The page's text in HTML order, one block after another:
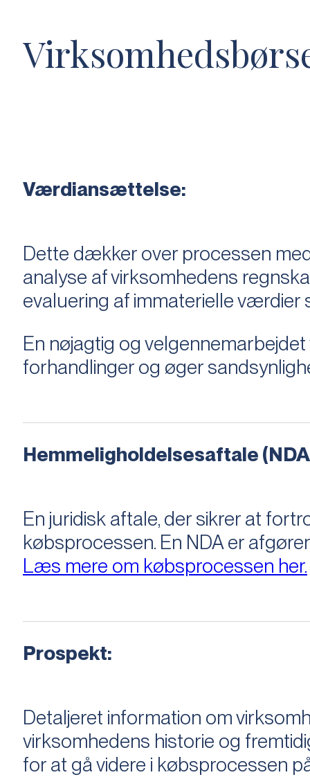
Værdiansættelse:
Dette dækker over processen
analyse af virksomhedens
evaluering af immaterielle
En nøjagtig og
forhandlinger og øger
Hemmeligholdelsesaftale
En juridisk aftale, der sikrer at
købsprocessen​​. En NDA er
Læs mere om købsprocessen her.
Prospekt:
Detaljeret information om
virksomhedens historie og
for at gå videre i købsprocessen